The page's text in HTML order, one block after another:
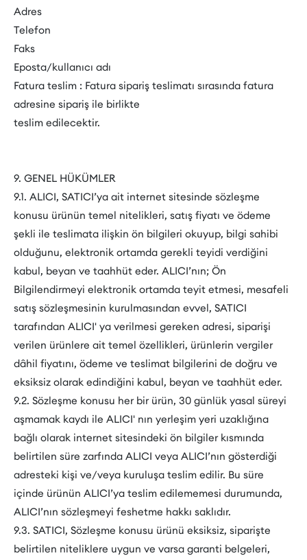
Adres
Telefon
Faks
Eposta/kullanıcı adı
Fatura teslim : Fatura sipariş teslimatı sırasında fatura
adresine sipariş ile birlikte
teslim edilecektir.
9. GENEL HÜKÜMLER
9.1. ALICI, SATICI’ya ait internet sitesinde sözleşme
konusu ürünün temel nitelikleri, satış fiyatı ve ödeme
şekli ile teslimata ilişkin ön bilgileri okuyup, bilgi sahibi
olduğunu, elektronik ortamda gerekli teyidi verdiğini
kabul, beyan ve taahhüt eder. ALICI’nın; Ön
Bilgilendirmeyi elektronik ortamda teyit etmesi, mesafeli
satış sözleşmesinin kurulmasından evvel, SATICI
tarafından ALICI' ya verilmesi gereken adresi, siparişi
verilen ürünlere ait temel özellikleri, ürünlerin vergiler
dâhil fiyatını, ödeme ve teslimat bilgilerini de doğru ve
eksiksiz olarak edindiğini kabul, beyan ve taahhüt eder.
9.2. Sözleşme konusu her bir ürün, 30 günlük yasal süreyi
aşmamak kaydı ile ALICI' nın yerleşim yeri uzaklığına
bağlı olarak internet sitesindeki ön bilgiler kısmında
belirtilen süre zarfında ALICI veya ALICI’nın gösterdiği
adresteki kişi ve/veya kuruluşa teslim edilir. Bu süre
içinde ürünün ALICI’ya teslim edilememesi durumunda,
ALICI’nın sözleşmeyi feshetme hakkı saklıdır.
9.3. SATICI, Sözleşme konusu ürünü eksiksiz, siparişte
belirtilen niteliklere uygun ve varsa garanti belgeleri,